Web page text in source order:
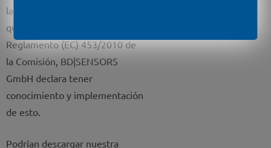
las sustancias y preparados
químicos (REACH), así como al
Reglamento (EC) 453/2010 de
la Comisión, BD|SENSORS
GmbH declara tener
conocimiento y implementación
de esto.
Podrían descargar nuestra